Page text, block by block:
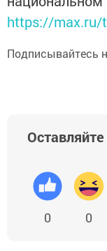
https://max.ru/
Подписывайтесь
0 0